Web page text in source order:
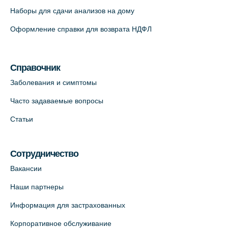
На карте
+7 (812) 660-73-69
На карте
На карте
Лабораторный терминал на
партнёр)
+7 (812) 498-10-30
Наборы для сдачи анализов на дому
Оформление справки для возврата НДФЛ
Справочник
Заболевания и симптомы
Часто задаваемые вопросы
Статьи
Сотрудничество
Вакансии
Наши партнеры
Информация для застрахованных
Корпоративное обслуживание